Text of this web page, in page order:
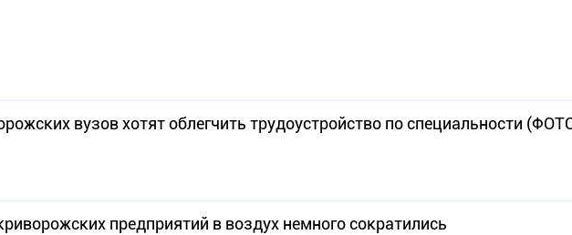
вузов хотят облегчить трудоустройство по специальности
предприятий в воздух немного сократились